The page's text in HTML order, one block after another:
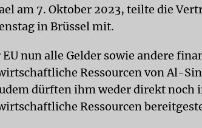
am 7. Oktober 2023, teilte die
in Brüssel mit.
nun alle Gelder sowie andere
Ressourcen von Al-
dürften ihm weder direkt noch
Ressourcen